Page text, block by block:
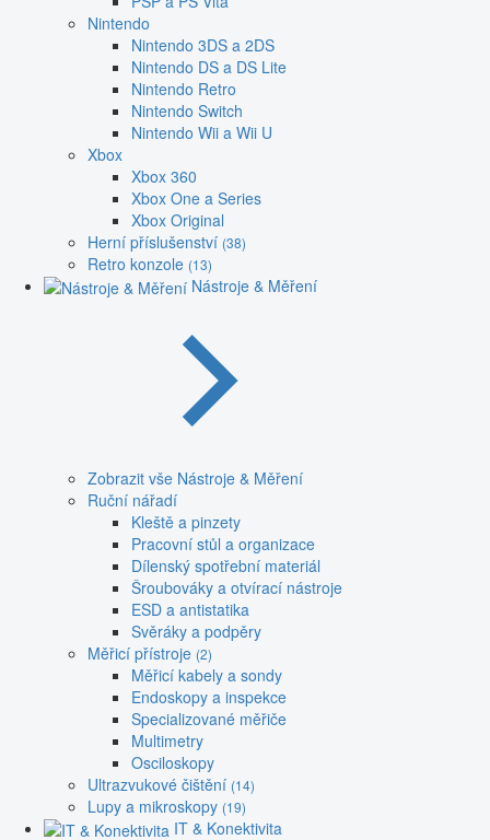
Nintendo
Nintendo 3DS a 2DS
Nintendo DS a DS Lite
Nintendo Retro
Nintendo Switch
Nintendo Wii a Wii U
Xbox
Xbox 360
Xbox One a Series
Xbox Original
Herní příslušenství (38)
Retro konzole (13)
Nástroje & Měření
Zobrazit vše Nástroje & Měření
Ruční nářadí
Kleště a pinzety
Pracovní stůl a organizace
Dílenský spotřební materiál
Šroubováky a otvírací nástroje
ESD a antistatika
Svěráky a podpěry
Měřicí přístroje (2)
Měřicí kabely a sondy
Endoskopy a inspekce
Specializované měřiče
Multimetry
Osciloskopy
Ultrazvukové čištění (14)
Lupy a mikroskopy (19)
IT & Konektivita